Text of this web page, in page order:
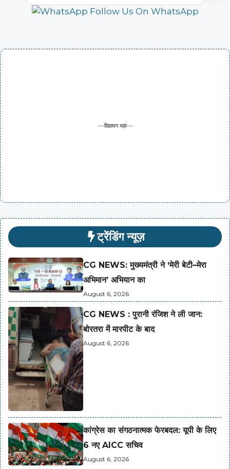
Follow Us On WhatsApp
---विज्ञापन यहां---
ट्रेंडिंग न्यूज़
CG NEWS: मुख्यमंत्री ने ‘मेरी बेटी–मेरा
अभिमान’ अभियान का
August 6, 2026
CG NEWS : पुरानी रंजिश ने ली जान:
बोरतरा में मारपीट के बाद
August 6, 2026
कांग्रेस का संगठनात्मक फेरबदल: यूपी के लिए
6 नए AICC सचिव
August 6, 2026